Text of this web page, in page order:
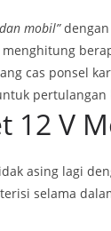
mobil”dengan
cas ponsel
pertulangan
12 V
asing lagi
selama